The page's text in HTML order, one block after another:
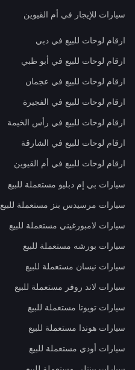
سيارات للإيجار في أم القيوين
ارقام لوحات للبيع في دبي
ارقام لوحات للبيع في أبو ظبي
ارقام لوحات للبيع في عجمان
ارقام لوحات للبيع في الفجيرة
ارقام لوحات للبيع في رأس الخيمة
ارقام لوحات للبيع في الشارقة
ارقام لوحات للبيع في أم القيوين
سيارات بي إم دبليو مستعملة للبيع
سيارات مرسيدس بنز مستعملة للبيع
سيارات لامبورغيني مستعملة للبيع
سيارات بورشه مستعملة للبيع
سيارات نيسان مستعملة للبيع
سيارات لاند روفر مستعملة للبيع
سيارات تويوتا مستعملة للبيع
سيارات هوندا مستعملة للبيع
سيارات أودي مستعملة للبيع